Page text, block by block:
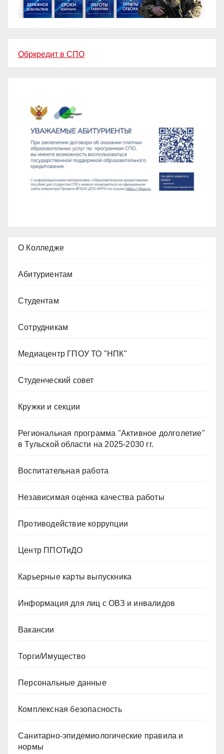
Обркредит в СПО
О Колледже
Абитуриентам
Студентам
Сотрудникам
Медиацентр ГПОУ ТО "НПК"
Студенческий совет
Кружки и секции
Региональная программа "Активное долголетие"
в Тульской области на 2025-2030 гг.
Воспитательная работа
Независимая оценка качества работы
Противодействие коррупции
Центр ППОТиДО
Карьерные карты выпускника
Информация для лиц с ОВЗ и инвалидов
Вакансии
Торги/Имущество
Персональные данные
Комплексная безопасность
Санитарно-эпидемиологические правила и
нормы